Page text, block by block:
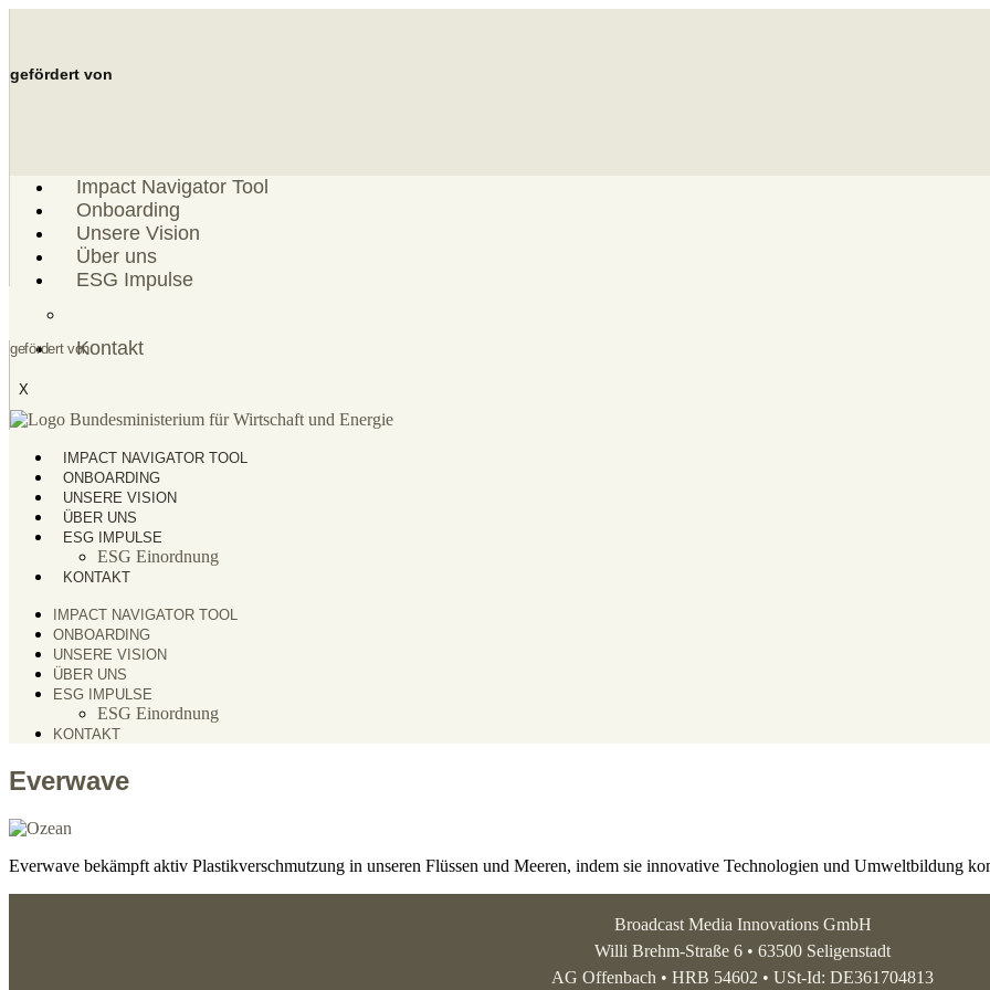
gefördert von
Impact Navigator Tool
Onboarding
Unsere Vision
Über uns
ESG Impulse
Kontakt
X
gefördert von
IMPACT NAVIGATOR TOOL
ONBOARDING
UNSERE VISION
ÜBER UNS
ESG IMPULSE
ESG Einordnung
KONTAKT
IMPACT NAVIGATOR TOOL
ONBOARDING
UNSERE VISION
ÜBER UNS
ESG IMPULSE
ESG Einordnung
KONTAKT
Everwave
Everwave bekämpft aktiv Plastikverschmutzung in unseren Flüssen und Meeren, indem sie innovative Technologien und Umweltbildung
Broadcast Media Innovations GmbH
Willi Brehm-Straße 6 • 63500 Seligenstadt
AG Offenbach • HRB 54602 • USt-Id: DE361704813